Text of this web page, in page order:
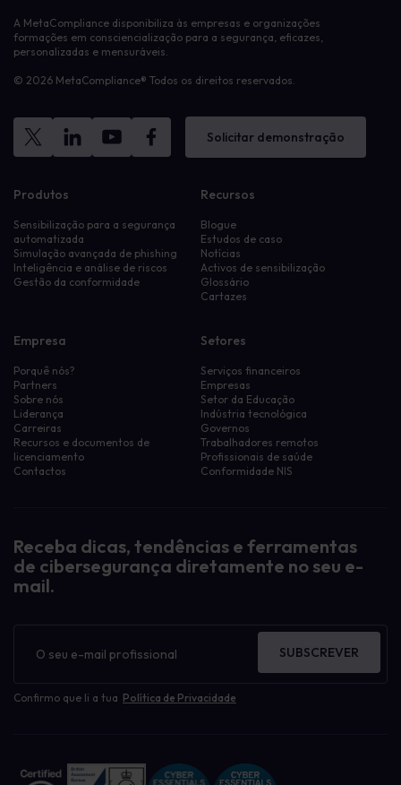
A MetaCompliance disponibiliza às empresas e organizações
formações em consciencialização para a segurança, eficazes,
personalizadas e mensuráveis.
© 2026 MetaCompliance® Todos os direitos reservados.
Solicitar demonstração
Produtos
Sensibilização para a segurança
automatizada
Simulação avançada de phishing
Inteligência e análise de riscos
Gestão da conformidade
Recursos
Blogue
Estudos de caso
Notícias
Activos de sensibilização
Glossário
Cartazes
Empresa
Porquê nós?
Partners
Sobre nós
Liderança
Carreiras
Recursos e documentos de
licenciamento
Contactos
Setores
Serviços financeiros
Empresas
Setor da Educação
Indústria tecnológica
Governos
Trabalhadores remotos
Profissionais de saúde
Conformidade NIS
Receba dicas, tendências e ferramentas
de cibersegurança diretamente no seu e-
mail.
informativo
Confirmo que li a tua Política de Privacidade
SUBSCREVER